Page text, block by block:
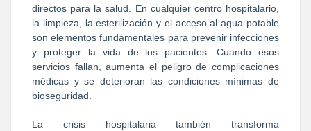
directos para la salud. En cualquier centro hospitalario,
la limpieza, la esterilización y el acceso al agua potable
son elementos fundamentales para prevenir infecciones
y proteger la vida de los pacientes. Cuando esos
servicios fallan, aumenta el peligro de complicaciones
médicas y se deterioran las condiciones mínimas de
bioseguridad.
La crisis hospitalaria también transforma